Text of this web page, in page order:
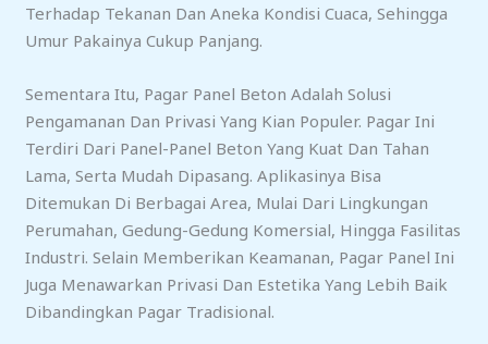
Terhadap Tekanan Dan Aneka Kondisi Cuaca, Sehingga
Umur Pakainya Cukup Panjang.
Sementara Itu, Pagar Panel Beton Adalah Solusi
Pengamanan Dan Privasi Yang Kian Populer. Pagar Ini
Terdiri Dari Panel-Panel Beton Yang Kuat Dan Tahan
Lama, Serta Mudah Dipasang. Aplikasinya Bisa
Ditemukan Di Berbagai Area, Mulai Dari Lingkungan
Perumahan, Gedung-Gedung Komersial, Hingga Fasilitas
Industri. Selain Memberikan Keamanan, Pagar Panel Ini
Juga Menawarkan Privasi Dan Estetika Yang Lebih Baik
Dibandingkan Pagar Tradisional.